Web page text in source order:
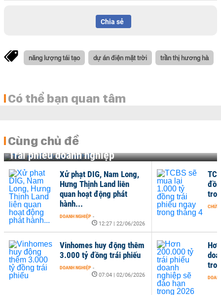
Chia sẻ
năng lượng tái tạo dự án điện mặt trời trần thị hương hà
Có thể bạn quan tâm
Cùng chủ đề
Trái phiếu doanh nghiệp
Nam Long,
Land liên
phát
12:27 | 22/06/2026
động thêm
trái phiếu
07:04 | 02/06/2026
TCBS sẽ mua lại 1.000 tỷ
đồng trái phiếu ngay
trong tháng 4
12:42 | 10/04/2026
Hơn 200.000 tỷ trái phiếu
doanh nghiệp sẽ đáo hạn
DOANH NGHIỆP
07:41 | 12/01/2026